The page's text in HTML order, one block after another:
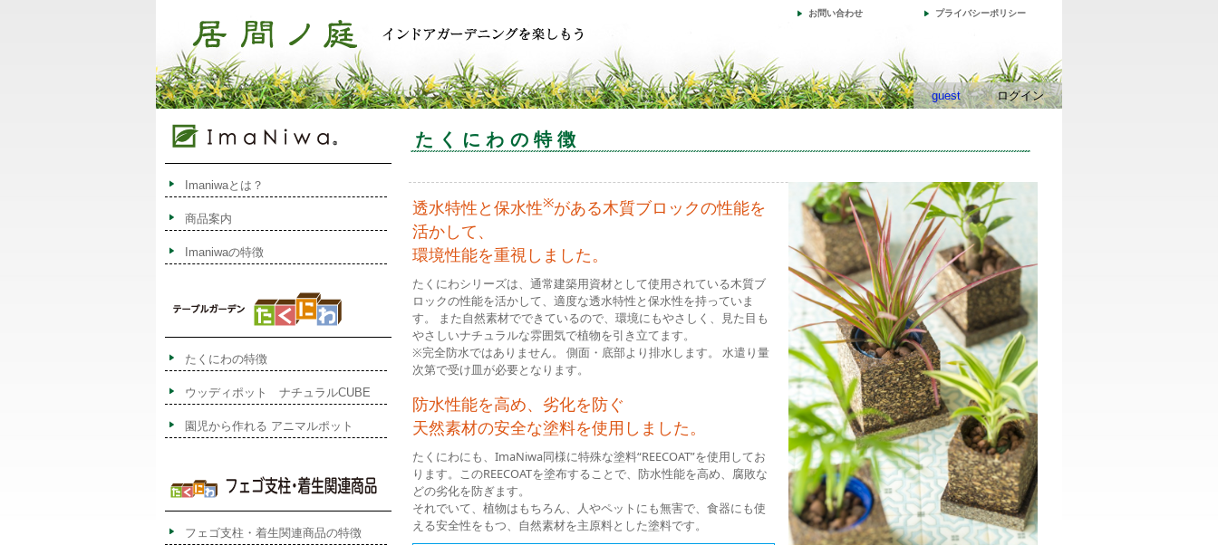
プライバシーポリシー
お問い合わせ
guest ログイン
たくにわの特徴
透水特性と保水性※がある木質ブロックの性能を
活かして、
環境性能を重視しました。
たくにわシリーズは、通常建築用資材として使用されている木質ブ
ロックの性能を活かして、適度な透水特性と保水性を持っていま
す。 また自然素材でできているので、環境にもやさしく、見た目も
やさしいナチュラルな雰囲気で植物を引き立てます。
※完全防水ではありません。 側面・底部より排水します。 水遣り量
次第で受け皿が必要となります。
防水性能を高め、劣化を防ぐ
天然素材の安全な塗料を使用しました。
たくにわにも、ImaNiwa同様に特殊な塗料“REECOAT”を使用してお
ります。このREECOATを塗布することで、防水性能を高め、腐敗な
どの劣化を防ぎます。
それでいて、植物はもちろん、人やペットにも無害で、食器にも使
える安全性をもつ、自然素材を主原料とした塗料です。
Imaniwaとは？
商品案内
Imaniwaの特徴
たくにわの特徴
ウッディポット ナチュラルCUBE
園児から作れる アニマルポット
フェゴ支柱・着生関連商品の特徴